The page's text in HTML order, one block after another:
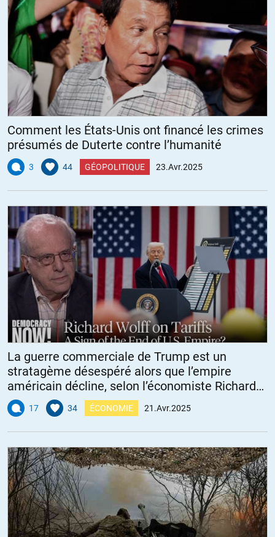
Comment les États-Unis ont financé les crimes
présumés de Duterte contre l’humanité
3 44 GÉOPOLITIQUE 23.Avr.2025
La guerre commerciale de Trump est un
stratagème désespéré alors que l’empire
américain décline, selon l’économiste Richard
Wolff17 34 ÉCONOMIE 21.Avr.2025